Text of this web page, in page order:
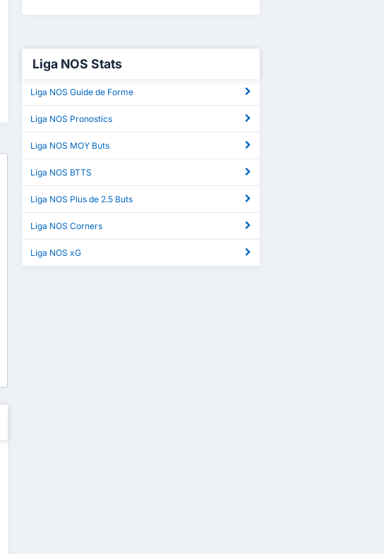
Liga NOS Stats
Liga NOS Guide de Forme
Liga NOS Pronostics
Liga NOS MOY Buts
Liga NOS BTTS
Liga NOS Plus de 2.5 Buts
Liga NOS Corners
Liga NOS xG